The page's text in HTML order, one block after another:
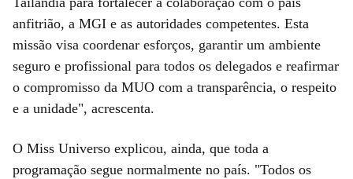
anfitrião, a MGI e as autoridades competentes. Esta
missão visa coordenar esforços, garantir um ambiente
seguro e profissional para todos os delegados e reafirmar
o compromisso da MUO com a transparência, o respeito
e a unidade", acrescenta.
O Miss Universo explicou, ainda, que toda a
programação segue normalmente no país. "Todos os